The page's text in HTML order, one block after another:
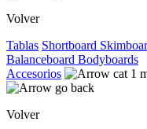
Volver
Tablas Shortboard
Balanceboard Bodyboards
Accesorios
Volver